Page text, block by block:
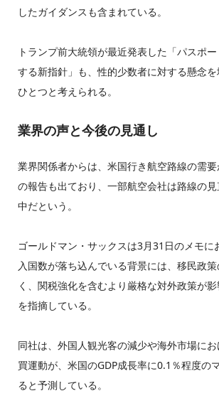
したガイダンスも含まれている。
トランプ前大統領が最近発表した「パスポ
する新指針」も、性的少数者に対する懸念
ひとつと考えられる。
業界の声と今後の見通し
業界関係者からは、米国行き航空路線の需
の報告も出ており、一部航空会社は路線の
中だという。
ゴールドマン・サックスは3月31日のメモに
入国数が落ち込んでいる背景には、移民政
く、関税強化を含むより厳格な対外政策が
を指摘している。
同社は、外国人観光客の減少や海外市場に
買運動が、米国のGDP成長率に0.1％程度の
ると予測している。